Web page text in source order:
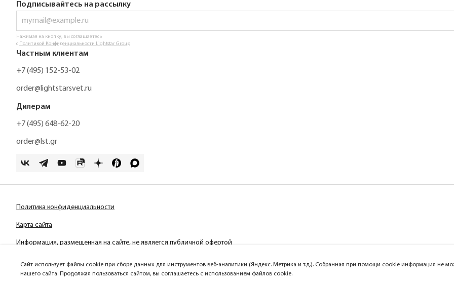
Подписывайтесь на рассылку
Нажимая на кнопку, вы соглашаетесь
с Политикой Конфиденциальности Lightstar Group
Частным клиентам
+7 (495) 152-53-02
order@lightstarsvet.ru
Дилерам
+7 (495) 648-62-20
order@lst.gr
Политика конфиденциальности
Карта сайта
Информация, размещенная на сайте, не является публичной офертой
Сайт использует файлы cookie при сборе данных для инструментов веб-аналитики (Яндекс. Метрика и т.д.). Собранная при помощи cookie информация не
нашего сайта. Продолжая пользоваться сайтом, вы соглашаетесь с использованием файлов cookie.